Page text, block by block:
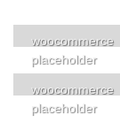
woocommerce
placeholder
woocommerce
placeholder